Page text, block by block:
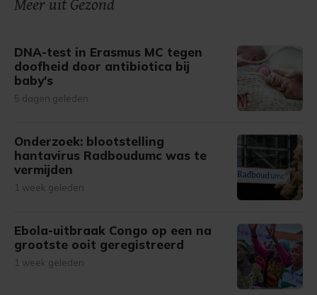
Meer uit Gezond
DNA-test in Erasmus MC tegen
doofheid door antibiotica bij
baby's
5 dagen geleden
Onderzoek: blootstelling
hantavirus Radboudumc was te
vermijden
1 week geleden
Ebola-uitbraak Congo op een na
grootste ooit geregistreerd
1 week geleden